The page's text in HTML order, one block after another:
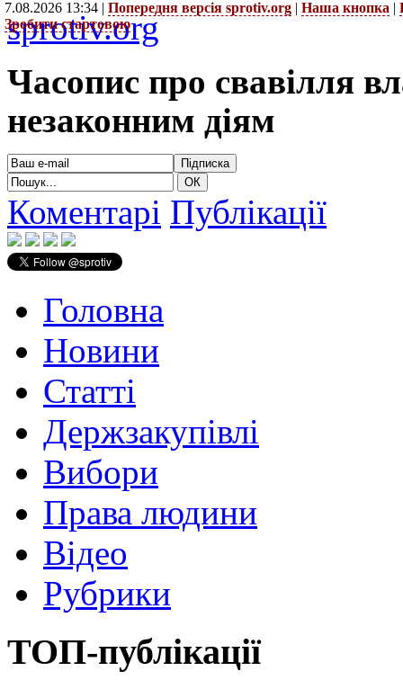
7.08.2026 13:34 | Попередня версія sprotiv.org | Наша кнопка |
Зробити стартовою
sprotiv.org
Часопис про свавілля
незаконним діям
Коментарі Публікації
Головна
Новини
Статті
Держзакупівлі
Вибори
Права людини
Відео
Рубрики
ТОП-публікації